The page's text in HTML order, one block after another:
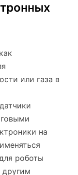
или газа в
на
роботы